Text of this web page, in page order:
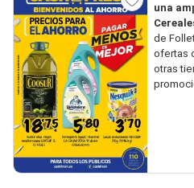
una
de
ofertas
otras